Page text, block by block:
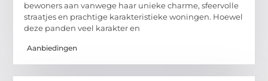
bewoners aan vanwege haar unieke charme, sfeervolle
straatjes en prachtige karakteristieke woningen. Hoewel
deze panden veel karakter en
Aanbiedingen